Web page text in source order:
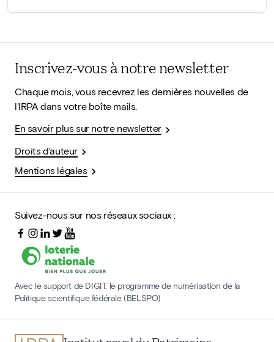
Inscrivez-vous à notre newsletter
Chaque mois, vous recevrez les dernières nouvelles de
l'IRPA dans votre boîte mails.
En savoir plus sur notre newsletter
Droits d'auteur
Mentions légales
Suivez-nous sur nos réseaux sociaux :
Avec le support de DIGIT, le programme de numérisation de la
Politique scientifique fédérale (BELSPO)